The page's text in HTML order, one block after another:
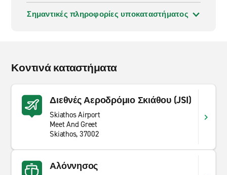
Σημαντικές πληροφορίες υποκαταστήματος
Κοντινά καταστήματα
Διεθνές Αεροδρόμιο Σκιάθου (JSI)
Skiathos Airport
Meet And Greet
Skiathos, 37002
Αλόννησος